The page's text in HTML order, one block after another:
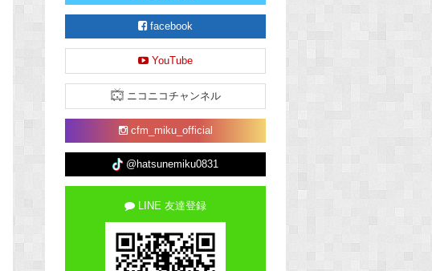
facebook
YouTube
ニコニコチャンネル
cfm_miku_official
@hatsunemiku0831
LINE 友達登録